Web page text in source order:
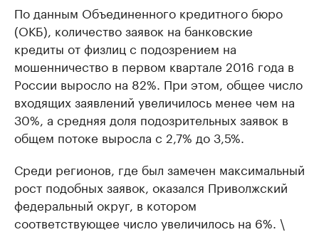
По данным Объединенного кредитного бюро
(ОКБ), количество заявок на банковские
кредиты от физлиц с подозрением на
мошенничество в первом квартале 2016 года в
России выросло на 82%. При этом, общее число
входящих заявлений увеличилось менее чем на
30%, а средняя доля подозрительных заявок в
общем потоке выросла с 2,7% до 3,5%.
Среди регионов, где был замечен максимальный
рост подобных заявок, оказался Приволжский
федеральный округ, в котором
соответствующее число увеличилось на 6%. \